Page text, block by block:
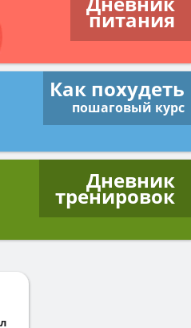
питания
Как похудеть
пошаговый курс
Дневник
тренировок